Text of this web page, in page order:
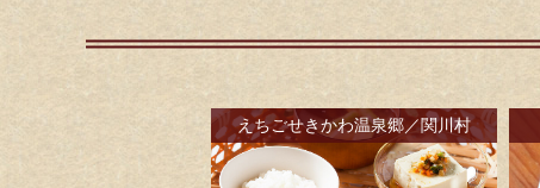
えちごせきかわ温泉郷／関川村